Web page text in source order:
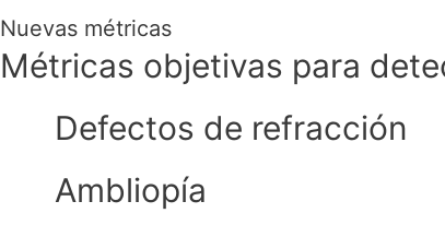
Nuevas métricas
Métricas objetivas para
Defectos de refracción
Ambliopía